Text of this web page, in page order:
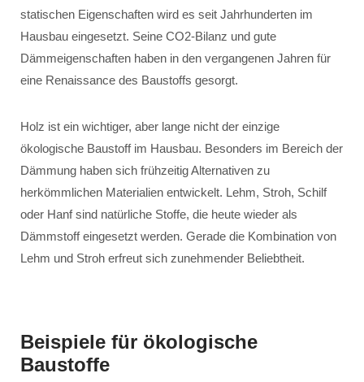
statischen Eigenschaften wird es seit Jahrhunderten im
Hausbau eingesetzt. Seine CO2-Bilanz und gute
Dämmeigenschaften haben in den vergangenen Jahren für
eine Renaissance des Baustoffs gesorgt.
Holz ist ein wichtiger, aber lange nicht der einzige
ökologische Baustoff im Hausbau. Besonders im Bereich der
Dämmung haben sich frühzeitig Alternativen zu
herkömmlichen Materialien entwickelt. Lehm, Stroh, Schilf
oder Hanf sind natürliche Stoffe, die heute wieder als
Dämmstoff eingesetzt werden. Gerade die Kombination von
Lehm und Stroh erfreut sich zunehmender Beliebtheit.
Beispiele für ökologische
Baustoffe